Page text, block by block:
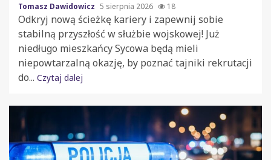
Tomasz Dawidowicz 5 sierpnia 2026 18
Odkryj nową ścieżkę kariery i zapewnij sobie
stabilną przyszłość w służbie wojskowej! Już
niedługo mieszkańcy Sycowa będą mieli
niepowtarzalną okazję, by poznać tajniki rekrutacji
do... Czytaj dalej